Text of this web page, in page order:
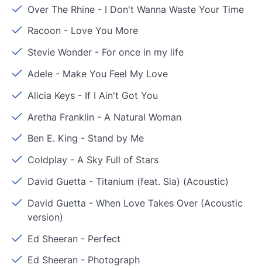
Over The Rhine - I Don't Wanna Waste Your Time
Racoon - Love You More
Stevie Wonder - For once in my life
Adele - Make You Feel My Love
Alicia Keys - If I Ain't Got You
Aretha Franklin - A Natural Woman
Ben E. King - Stand by Me
Coldplay -A Sky Full of Stars
David Guetta -Titanium (feat. Sia) (Acoustic)
David Guetta -When Love Takes Over (Acoustic
version)
Ed Sheeran - Perfect
Ed Sheeran - Photograph